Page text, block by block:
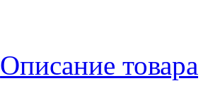
Описание товара